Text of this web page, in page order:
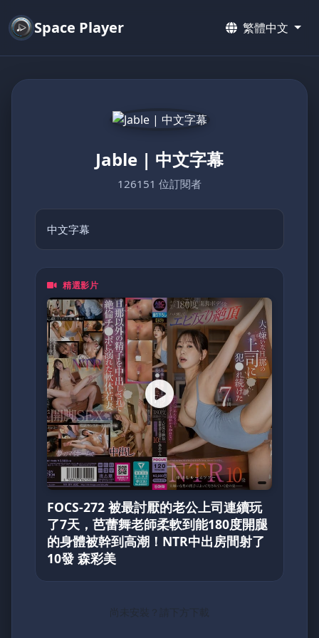
Space Player 繁體中文
Jable | 中文字幕
126151 位訂閱者
中文字幕
精選影片
FOCS-272 被最討厭的老公上司連續玩
了7天，芭蕾舞老師柔軟到能180度開腿
的身體被幹到高潮！NTR中出房間射了
10發 森彩美
尚未安裝？請下方下載